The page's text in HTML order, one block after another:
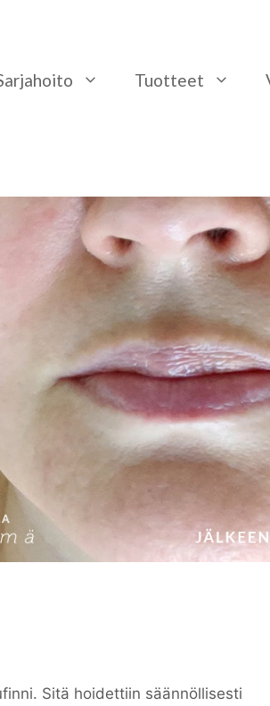
Tuotteet
Sitä hoidettiin säännöllisesti